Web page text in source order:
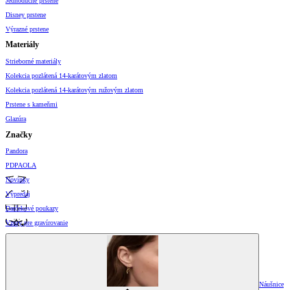
Disney prstene
Výrazné prstene
Materiály
Strieborné materiály
Kolekcia pozlátená 14-karátovým zlatom
Kolekcia pozlátená 14-karátovým ružovým zlatom
Prstene s kameňmi
Glazúra
Značky
Pandora
PDPAOLA
Novinky
Výpredaj
Darčekové poukazy
Vzory pre gravírovanie
Náušnice